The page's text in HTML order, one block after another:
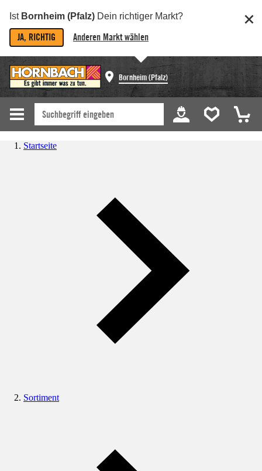
Ist Bornheim (Pfalz) Dein richtiger Markt?
JA, RICHTIG Anderen Markt wählen
Bornheim (Pfalz)
Startseite
Sortiment